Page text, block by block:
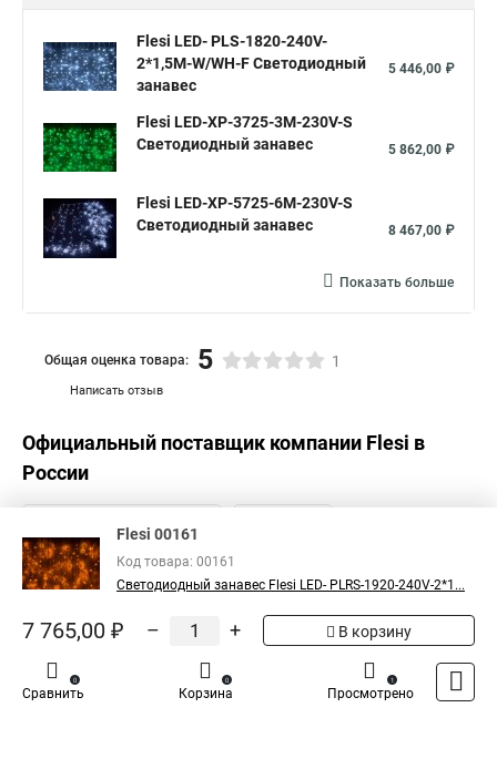
Flesi LED- PLS-1820-240V-
2*1,5М-W/WH-F Светодиодный
занавес
5 446,00 ₽
Flesi LED-XP-3725-3M-230V-S
Светодиодный занавес
5 862,00 ₽
Flesi LED-XP-5725-6M-230V-S
Светодиодный занавес
8 467,00 ₽
Показать больше
Написать отзыв
Общая оценка товара: 5 1
Официальный поставщик компании Flesi в
России
Flesi 00161
Код товара: 00161
Светодиодный занавес Flesi LED- PLRS-1920-240V-2*1...
7 765,00 ₽ – + В корзину
Сравнить
0
Корзина
0
Просмотрено
1